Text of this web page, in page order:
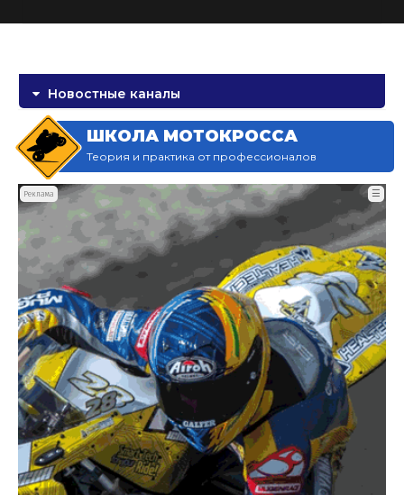
Новостные каналы
ШКОЛА МОТОКРОССА
Теория и практика от профессионалов
Реклама ☰